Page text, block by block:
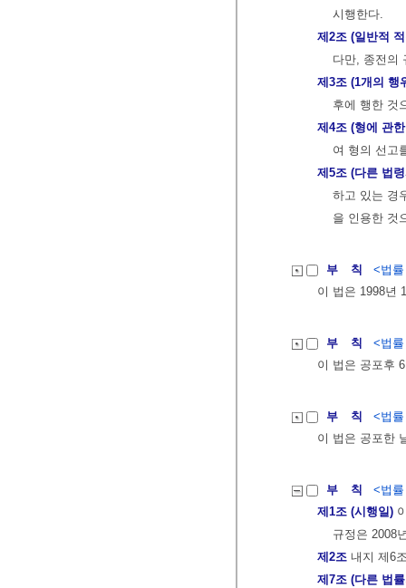
시행한다.
제2조 (일반적
다만, 종전의
제3조 (1개의 행
후에 행한 것
제4조 (형에 관
여 형의 선고
제5조 (다른 법
하고 있는 경
을 인용한 것
부 칙
<법
이 법은 1998년
부 칙
<법
이 법은 공포후
부 칙
<법
이 법은 공포한
부 칙
<법
제1조 (시행일)
규정은 2008
제2조 내지 제6
제7조 (다른 법